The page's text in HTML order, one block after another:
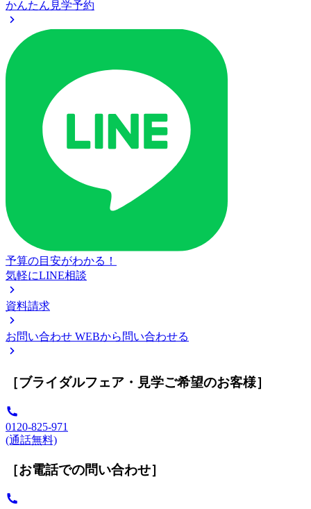
かんたん見学予約
予算の目安がわかる！
気軽にLINE相談
資料請求
お問い合わせ WEBから問い合わせる
［ブライダルフェア・見学ご希望のお客様］
0120-825-971
(通話無料)
［お電話での問い合わせ］